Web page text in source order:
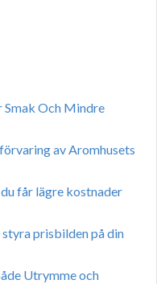
Och Mindre
av Aromhusets
får lägre kostnader
prisbilden på din
Utrymme och